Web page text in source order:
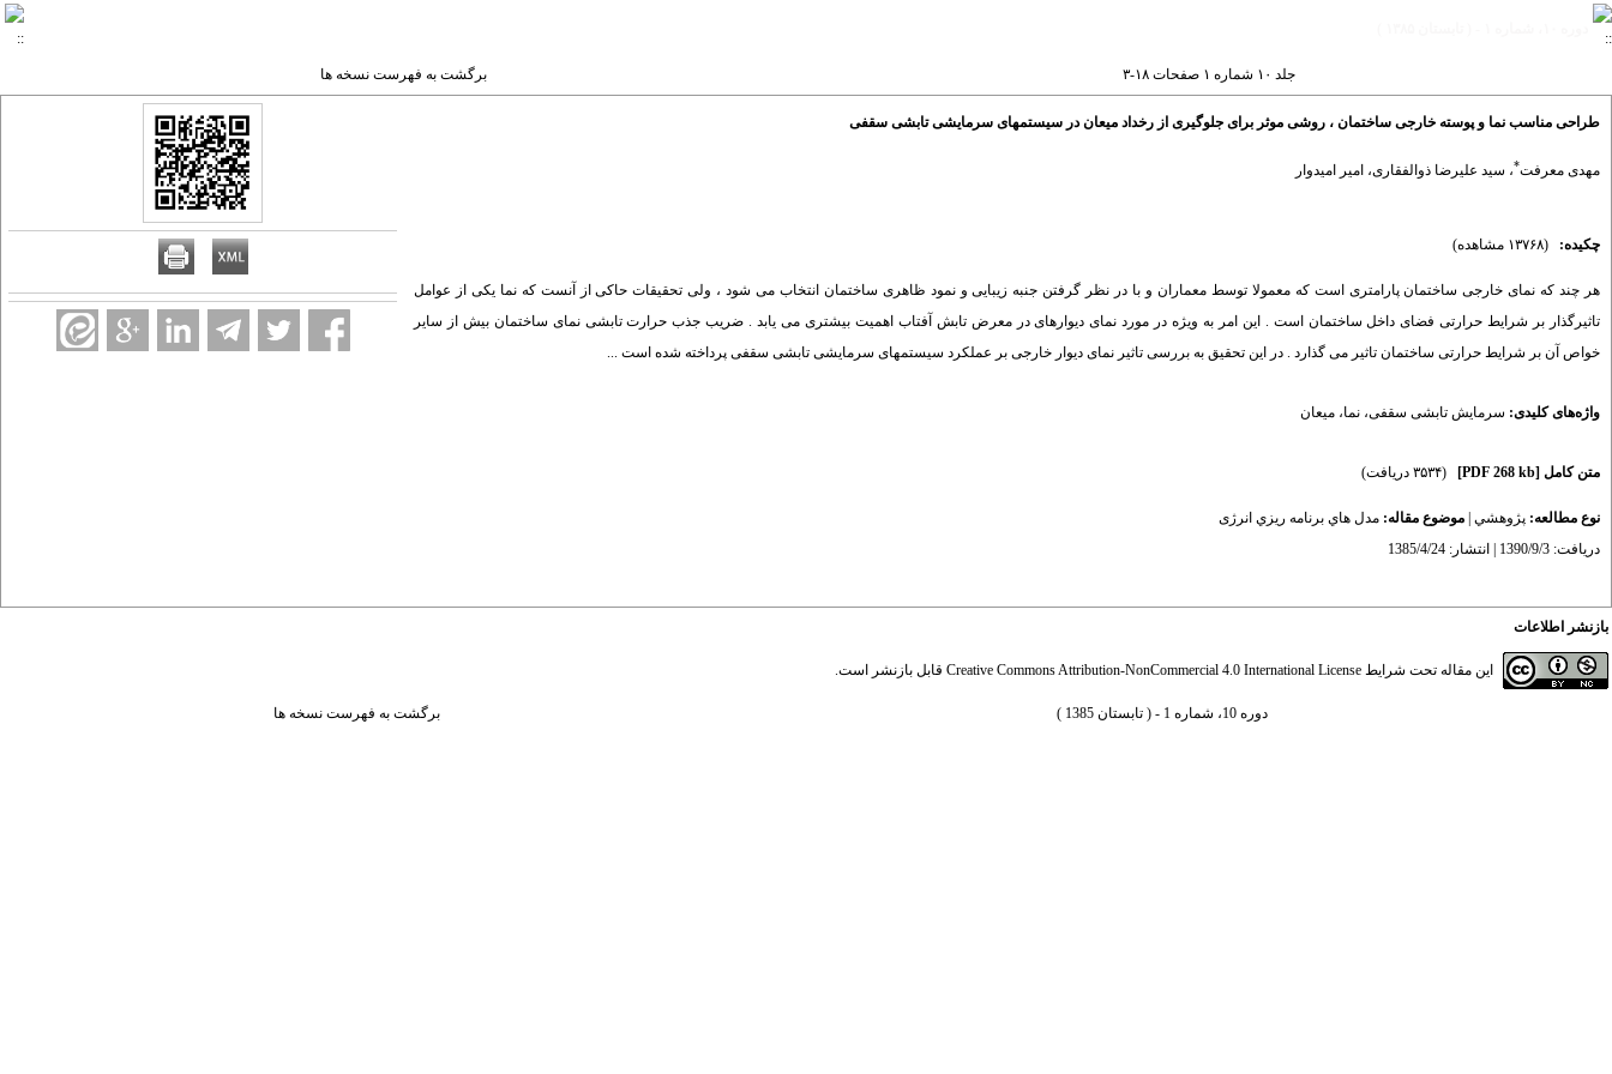
جلد ۱۰ شماره ۱ صفحات ۱۸-۳ برگشت به فهرست نسخه ها
طراحی مناسب نما و پوسته خارجی ساختمان ، روشی موثر برای جلوگیری از رخداد میعان در سیستمهای سرمایشی تابشی سقفی
مهدی معرفت*، سید علیرضا ذوالفقاری، امیر امیدوار
چکیده: (۱۳۷۶۸ مشاهده)
هر چند که نمای خارجی ساختمان پارامتری است که معمولا توسط معماران و با در نظر گرفتن جنبه زیبایی و نمود ظاهری ساختمان انتخاب می شود ، ولی تحقیقات حاکی از آنست که نما یکی از عوامل
تاثیرگذار بر شرایط حرارتی فضای داخل ساختمان است . این امر به ویژه در مورد نمای دیوارهای در معرض تابش آفتاب اهمیت بیشتری می یابد . ضریب جذب حرارت تابشی نمای ساختمان بیش از سایر
خواص آن بر شرایط حرارتی ساختمان تاثیر می گذارد . در این تحقیق به بررسی تاثیر نمای دیوار خارجی بر عملکرد سیستمهای سرمایشی تابشی سقفی پرداخته شده است ...
واژه‌های کلیدی: سرمایش تابشی سقفی، نما، میعان
متن کامل [PDF 268 kb] (۳۵۳۴ دریافت)
نوع مطالعه: پژوهشي موضوع مقاله: مدل هاي برنامه ريزي انرژی
دریافت: 1390/9/3 | انتشار: 1385/4/24
بازنشر اطلاعات
این مقاله تحت شرایط Creative Commons Attribution-NonCommercial 4.0 International License قابل بازنشر است.
دوره 10، شماره 1 - ( تابستان 1385 ) برگشت به فهرست نسخه ها